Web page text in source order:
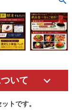
いて
トです。